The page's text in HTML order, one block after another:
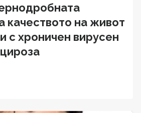
качеството на живот
с хроничен вирусен